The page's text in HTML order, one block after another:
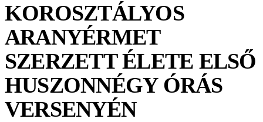
KOROSZTÁLYOS
ARANYÉRMET
SZERZETT ÉLETE ELSŐ
HUSZONNÉGY ÓRÁS
VERSENYÉN